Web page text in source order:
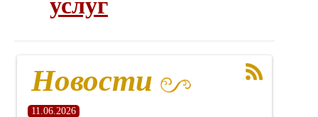
услуг
Новости
11.06.2026